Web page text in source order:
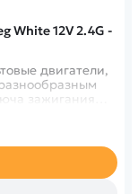
White 12V 2.4G -
двигатели,
зажигания